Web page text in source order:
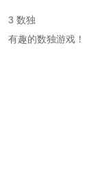
3 数独
有趣的数独游戏！